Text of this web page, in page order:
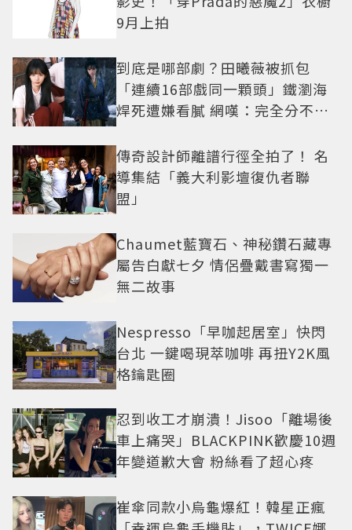
9月上拍
到底是哪部劇？田曦薇被抓包
「連續16部戲同一顆頭」鐵瀏海
焊死遭嫌看膩 網嘆：完全分不出
傳奇設計師離譜行徑全拍了！ 名
導集結「義大利影壇復仇者聯
盟」
Chaumet藍寶石、神秘鑽石藏專
屬告白獻七夕 情侶疊戴書寫獨一
無二故事
Nespresso「早咖起居室」快閃
台北 一鍵喝現萃咖啡 再扭Y2K風
格鑰匙圈
忍到收工才崩潰！Jisoo「離場後
車上痛哭」BLACKPINK歡慶10週
年變道歉大會 粉絲看了超心疼
崔傘同款小烏龜爆紅！韓星正瘋